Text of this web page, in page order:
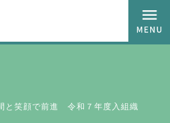
と笑顔で前進 令和７年度入組織